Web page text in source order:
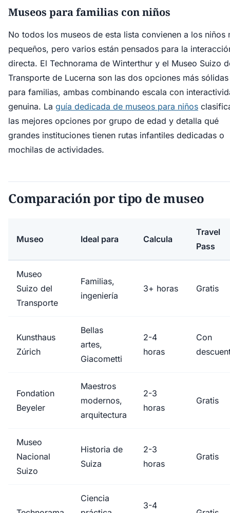
Museos para familias con niños
No todos los museos de esta lista convienen a los niños
pequeños, pero varios están pensados para la
directa. El Technorama de Winterthur y el Museo Suizo
Transporte de Lucerna son las dos opciones más sólidas
para familias, ambas combinando escala con
genuina. La guía dedicada de museos para niños
las mejores opciones por grupo de edad y detalla qué
grandes instituciones tienen rutas infantiles dedicadas o
mochilas de actividades.
Comparación por tipo de museo
Museo Ideal para Calcula
Travel
Pass
Museo
Suizo del
Transporte
Familias,
ingeniería
3+ horas Gratis
Kunsthaus
Zúrich
Bellas
artes,
Giacometti
2-4
horas
Con
Fondation
Beyeler
Maestros
modernos,
arquitectura
2-3
horas
Gratis
Museo
Nacional
Suizo
Historia de
Suiza
2-3
horas
Gratis
Ciencia
3-4